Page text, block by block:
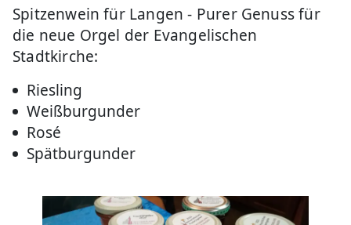
Spitzenwein für Langen - Purer Genuss für
die neue Orgel der Evangelischen
Stadtkirche:
Riesling
Weißburgunder
Rosé
Spätburgunder